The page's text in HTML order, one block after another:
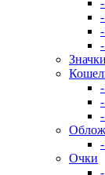
Значки
Очки